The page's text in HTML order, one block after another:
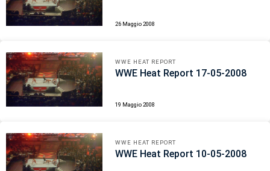
26 Maggio 2008
WWE HEAT REPORT
WWE Heat Report 17-05-2008
19 Maggio 2008
WWE HEAT REPORT
WWE Heat Report 10-05-2008